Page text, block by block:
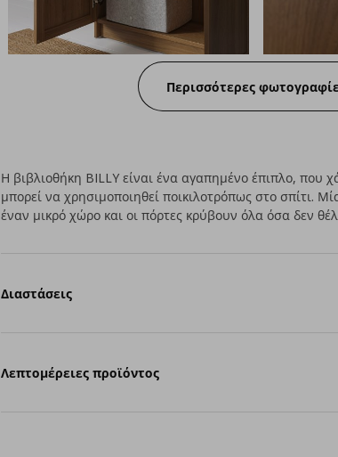
Περισσότερες
Η βιβλιοθήκη BILLY είναι ένα αγαπημένο έπιπλο, που
μπορεί να χρησιμοποιηθεί ποικιλοτρόπως στο σπίτι.
έναν μικρό χώρο και οι πόρτες κρύβουν όλα όσα δεν
Διαστάσεις
Λεπτομέρειες προϊόντος